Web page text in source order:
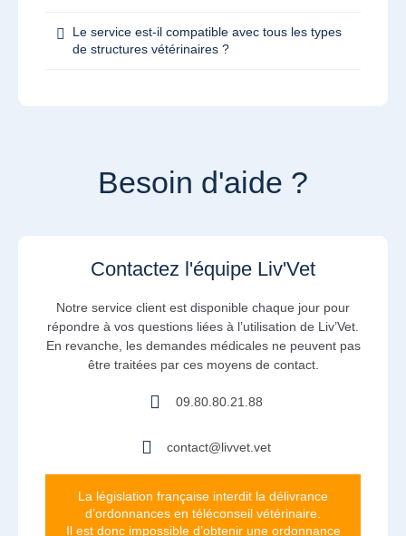
Le service est-il compatible avec tous les types
de structures vétérinaires ?
Besoin d'aide ?
Contactez l'équipe Liv'Vet
Notre service client est disponible chaque jour pour
répondre à vos questions liées à l’utilisation de Liv’Vet.
En revanche, les demandes médicales ne peuvent pas
être traitées par ces moyens de contact.
09.80.80.21.88
contact@livvet.vet
La législation française interdit la délivrance
d’ordonnances en téléconseil vétérinaire.
Il est donc impossible d’obtenir une ordonnance